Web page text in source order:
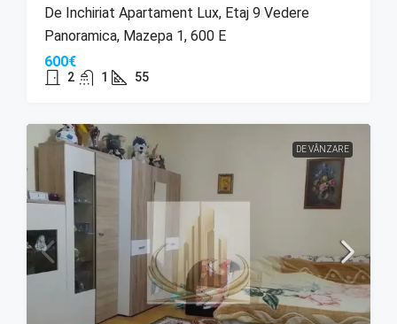
De Inchiriat Apartament Lux, Etaj 9 Vedere
Panoramica, Mazepa 1, 600 E
600€
2 1 55
DE VÂNZARE